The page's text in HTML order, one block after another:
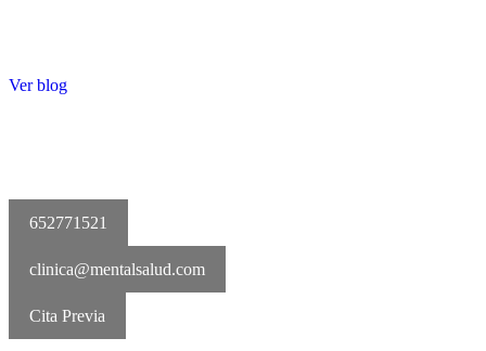
Ver blog
652771521
clinica@mentalsalud.com
Cita Previa